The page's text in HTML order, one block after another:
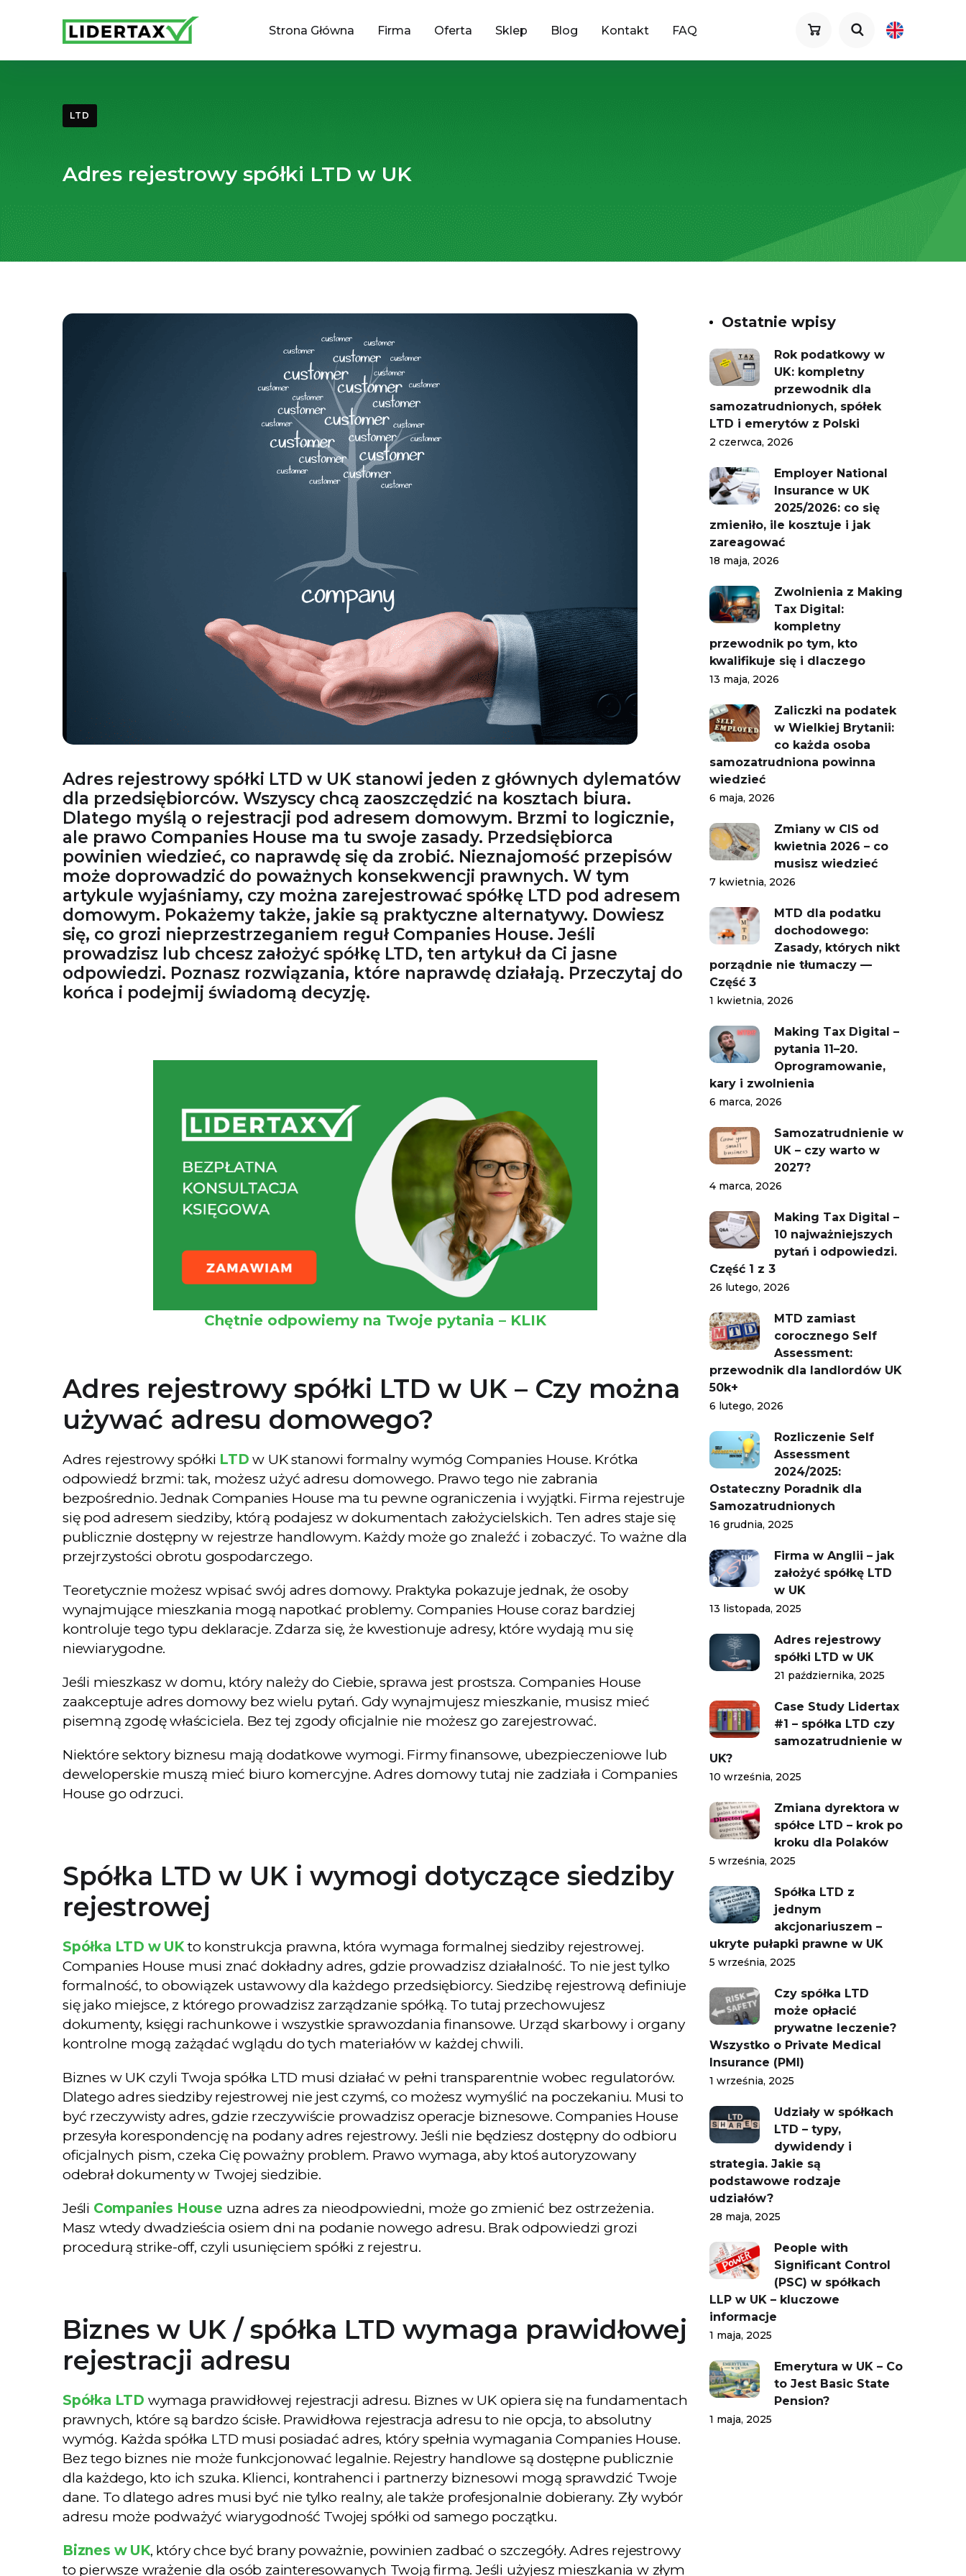
Strona Główna Firma Oferta Sklep Blog Kontakt FAQ
LTD
Adres rejestrowy spółki LTD w UK
Adres rejestrowy spółki LTD w UK stanowi jeden z głównych dylematów
dla przedsiębiorców. Wszyscy chcą zaoszczędzić na kosztach biura.
Dlatego myślą o rejestracji pod adresem domowym. Brzmi to logicznie,
ale prawo Companies House ma tu swoje zasady. Przedsiębiorca
powinien wiedzieć, co naprawdę się da zrobić. Nieznajomość przepisów
może doprowadzić do poważnych konsekwencji prawnych. W tym
artykule wyjaśniamy, czy można zarejestrować spółkę LTD pod adresem
domowym. Pokażemy także, jakie są praktyczne alternatywy. Dowiesz
się, co grozi nieprzestrzeganiem reguł Companies House. Jeśli
prowadzisz lub chcesz założyć spółkę LTD, ten artykuł da Ci jasne
odpowiedzi. Poznasz rozwiązania, które naprawdę działają. Przeczytaj do
końca i podejmij świadomą decyzję.
Chętnie odpowiemy na Twoje pytania – KLIK
Adres rejestrowy spółki LTD w UK – Czy można
używać adresu domowego?
Adres rejestrowy spółki LTDw UK stanowi formalny wymóg Companies House. Krótka
odpowiedź brzmi: tak, możesz użyć adresu domowego. Prawo tego nie zabrania
bezpośrednio. Jednak Companies House ma tu pewne ograniczenia i wyjątki. Firma rejestruje
się pod adresem siedziby, którą podajesz w dokumentach założycielskich. Ten adres staje się
publicznie dostępny w rejestrze handlowym. Każdy może go znaleźć i zobaczyć. To ważne dla
przejrzystości obrotu gospodarczego.
Teoretycznie możesz wpisać swój adres domowy. Praktyka pokazuje jednak, że osoby
wynajmujące mieszkania mogą napotkać problemy. Companies House coraz bardziej
kontroluje tego typu deklaracje. Zdarza się, że kwestionuje adresy, które wydają mu się
niewiarygodne.
Jeśli mieszkasz w domu, który należy do Ciebie, sprawa jest prostsza. Companies House
zaakceptuje adres domowy bez wielu pytań. Gdy wynajmujesz mieszkanie, musisz mieć
pisemną zgodę właściciela. Bez tej zgody oficjalnie nie możesz go zarejestrować.
Niektóre sektory biznesu mają dodatkowe wymogi. Firmy finansowe, ubezpieczeniowe lub
deweloperskie muszą mieć biuro komercyjne. Adres domowy tutaj nie zadziała i Companies
House go odrzuci.
Spółka LTD w UK i wymogi dotyczące siedziby
rejestrowej
Spółka LTD w UKto konstrukcja prawna, która wymaga formalnej siedziby rejestrowej.
Companies House musi znać dokładny adres, gdzie prowadzisz działalność. To nie jest tylko
formalność, to obowiązek ustawowy dla każdego przedsiębiorcy. Siedzibę rejestrową definiuje
się jako miejsce, z którego prowadzisz zarządzanie spółką. To tutaj przechowujesz
dokumenty, księgi rachunkowe i wszystkie sprawozdania finansowe. Urząd skarbowy i organy
kontrolne mogą zażądać wglądu do tych materiałów w każdej chwili.
Biznes w UK czyli Twoja spółka LTD musi działać w pełni transparentnie wobec regulatorów.
Dlatego adres siedziby rejestrowej nie jest czymś, co możesz wymyślić na poczekaniu. Musi to
być rzeczywisty adres, gdzie rzeczywiście prowadzisz operacje biznesowe. Companies House
przesyła korespondencję na podany adres rejestrowy. Jeśli nie będziesz dostępny do odbioru
oficjalnych pism, czeka Cię poważny problem. Prawo wymaga, aby ktoś autoryzowany
odebrał dokumenty w Twojej siedzibie.
Jeśli Companies House uzna adres za nieodpowiedni, może go zmienić bez ostrzeżenia.
Masz wtedy dwadzieścia osiem dni na podanie nowego adresu. Brak odpowiedzi grozi
procedurą strike-off, czyli usunięciem spółki z rejestru.
Biznes w UK / spółka LTD wymaga prawidłowej
rejestracji adresu
Spółka LTD wymaga prawidłowej rejestracji adresu. Biznes w UK opiera się na fundamentach
prawnych, które są bardzo ścisłe. Prawidłowa rejestracja adresu to nie opcja, to absolutny
wymóg. Każda spółka LTD musi posiadać adres, który spełnia wymagania Companies House.
Bez tego biznes nie może funkcjonować legalnie. Rejestry handlowe są dostępne publicznie
dla każdego, kto ich szuka. Klienci, kontrahenci i partnerzy biznesowi mogą sprawdzić Twoje
dane. To dlatego adres musi być nie tylko realny, ale także profesjonalnie dobierany. Zły wybór
adresu może podważyć wiarygodność Twojej spółki od samego początku.
Biznes w UK, który chce być brany poważnie, powinien zadbać o szczegóły. Adres rejestrowy
to pierwsze wrażenie dla osób zainteresowanych Twoją firmą. Jeśli użyjesz mieszkania w złym
Ostatnie wpisy
Rok podatkowy w
UK: kompletny
przewodnik dla
samozatrudnionych, spółek
LTD i emerytów z Polski
2 czerwca, 2026
Employer National
Insurance w UK
2025/2026: co się
zmieniło, ile kosztuje i jak
zareagować
18 maja, 2026
Zwolnienia z Making
Tax Digital:
kompletny
przewodnik po tym, kto
kwalifikuje się i dlaczego
13 maja, 2026
Zaliczki na podatek
w Wielkiej Brytanii:
co każda osoba
samozatrudniona powinna
wiedzieć
6 maja, 2026
Zmiany w CIS od
kwietnia 2026 – co
musisz wiedzieć
7 kwietnia, 2026
MTD dla podatku
dochodowego:
Zasady, których nikt
porządnie nie tłumaczy —
Część 3
1 kwietnia, 2026
Making Tax Digital –
pytania 11–20.
Oprogramowanie,
kary i zwolnienia
6 marca, 2026
Samozatrudnienie w
UK – czy warto w
2027?
4 marca, 2026
Making Tax Digital –
10 najważniejszych
pytań i odpowiedzi.
Część 1 z 3
26 lutego, 2026
MTD zamiast
corocznego Self
Assessment:
przewodnik dla landlordów UK
50k+
6 lutego, 2026
Rozliczenie Self
Assessment
2024/2025:
Ostateczny Poradnik dla
Samozatrudnionych
16 grudnia, 2025
Firma w Anglii – jak
założyć spółkę LTD
w UK
13 listopada, 2025
Adres rejestrowy
spółki LTD w UK
21 października, 2025
Case Study Lidertax
#1 – spółka LTD czy
samozatrudnienie w
UK?
10 września, 2025
Zmiana dyrektora w
spółce LTD – krok po
kroku dla Polaków
5 września, 2025
Spółka LTD z
jednym
akcjonariuszem –
ukryte pułapki prawne w UK
5 września, 2025
Czy spółka LTD
może opłacić
prywatne leczenie?
Wszystko o Private Medical
Insurance (PMI)
1 września, 2025
Udziały w spółkach
LTD – typy,
dywidendy i
strategia. Jakie są
podstawowe rodzaje
udziałów?
28 maja, 2025
People with
Significant Control
(PSC) w spółkach
LLP w UK – kluczowe
informacje
1 maja, 2025
Emerytura w UK – Co
to Jest Basic State
Pension?
1 maja, 2025